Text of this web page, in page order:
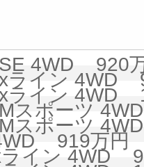
SE 4WD 920
ライン 4WD
ライン 4WD
スポーツ
スポーツ
919万円
ライン 4WD